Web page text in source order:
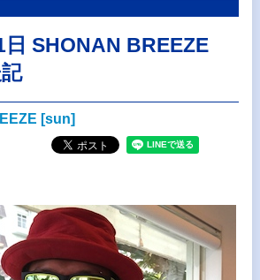
SHONAN BREEZE
[sun]